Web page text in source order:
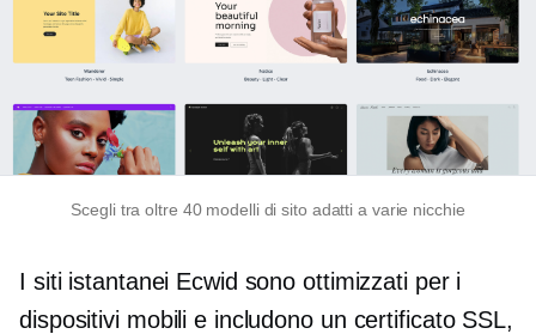
Scegli tra oltre 40 modelli di sito adatti a varie nicchie
I siti istantanei Ecwid sono ottimizzati per i
dispositivi mobili e includono un certificato SSL,